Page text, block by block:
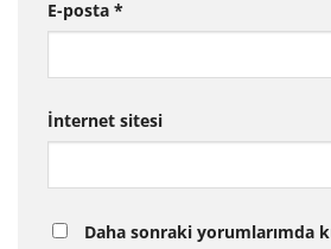
E-posta *
İnternet sitesi
Daha sonraki yorumlarımda